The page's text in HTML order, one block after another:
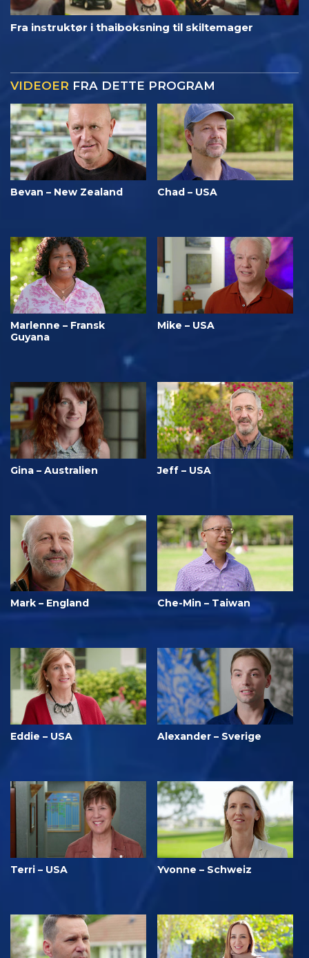
Fra instruktør i thaiboksning til skiltemager
VIDEOER FRA DETTE PROGRAM
Bevan – New Zealand Chad – USA
Marlenne – Fransk
Guyana
Mike – USA
Gina – Australien Jeff – USA
Mark – England Che-Min – Taiwan
Eddie – USA Alexander – Sverige
Terri – USA Yvonne – Schweiz